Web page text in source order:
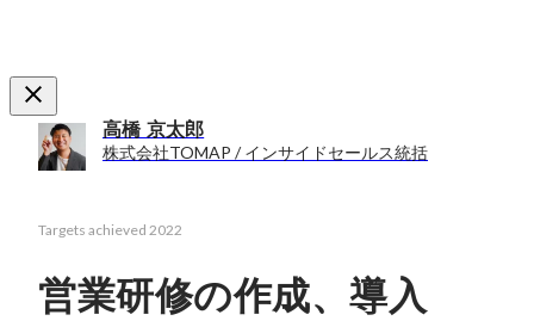
高橋 京太郎
株式会社TOMAP / インサイドセールス統括
Targets achieved 2022
営業研修の作成、導入